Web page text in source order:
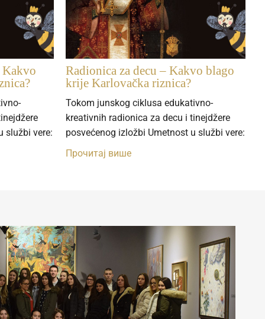
Kakvo
službi vere:
Radionica za decu – Kakvo blago
krije Karlovačka riznica?
Tokom junskog ciklusa edukativno-
kreativnih radionica za decu i tinejdžere
posvećenog izložbi Umetnost u službi vere:
Прочитај више